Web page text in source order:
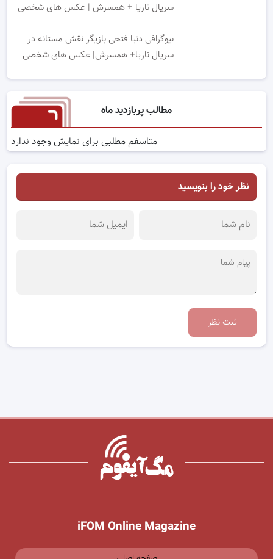
سریال ناریا + همسرش | عکس های شخصی
بیوگرافی دنیا فتحی بازیگر نقش مستانه در
سریال ناریا+ همسرش| عکس های شخصی
مطالب پربازدید ماه
متاسفم مطلبی برای نمایش وجود ندارد
نظر خود را بنویسید
ثبت نظر
iFOM Online Magazine